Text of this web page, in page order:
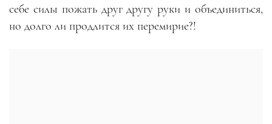
себе силы пожать друг другу руки и объединиться,
но долго ли продлится их перемирие?!